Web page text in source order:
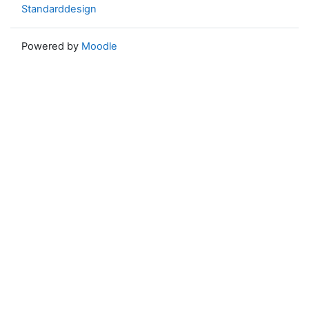
Standarddesign
Powered by Moodle